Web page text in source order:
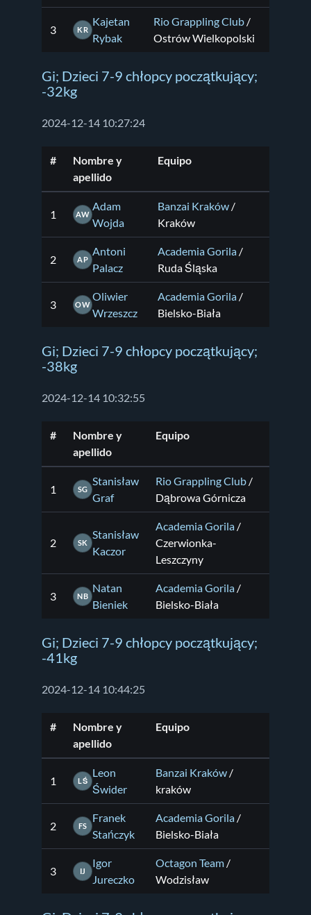
3 KR
Kajetan
Rybak
Rio Grappling Club /
Ostrów Wielkopolski
Gi; Dzieci 7-9 chłopcy początkujący;
-32kg
2024-12-14 10:27:24
#
Nombre y
apellido
Equipo
1 AW
Adam
Wojda
Banzai Kraków /
Kraków
2 AP
Antoni
Palacz
Academia Gorila /
Ruda Śląska
3 OW
Oliwier
Wrzeszcz
Academia Gorila /
Bielsko-Biała
Gi; Dzieci 7-9 chłopcy początkujący;
-38kg
2024-12-14 10:32:55
#
Nombre y
apellido
Equipo
1 SG
Stanisław
Graf
Rio Grappling Club /
Dąbrowa Górnicza
2 SK
Stanisław
Kaczor
Academia Gorila /
Czerwionka-
Leszczyny
3 NB
Natan
Bieniek
Academia Gorila /
Bielsko-Biała
Gi; Dzieci 7-9 chłopcy początkujący;
-41kg
2024-12-14 10:44:25
#
Nombre y
apellido
Equipo
1 LŚ
Leon
Świder
Banzai Kraków /
kraków
2 FS
Franek
Stańczyk
Academia Gorila /
Bielsko-Biała
3 IJ
Igor
Jureczko
Octagon Team /
Wodzisław